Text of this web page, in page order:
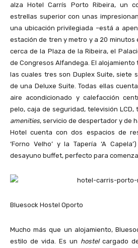
alza Hotel Carrís Porto Ribeira, un
estrellas superior con unas
una ubicación privilegiada –está a
estación de tren y metro y a 20 minutos
cerca de la Plaza de la Ribeira, el
de Congresos Alfandega. El
las cuales tres son Duplex Suite, siete
de una Deluxe Suite. Todas ellas
aire acondicionado y calefacción
pelo, caja de seguridad, televisión
amenities, servicio de despertador y de
Hotel cuenta con dos espacios de
‘Forno Velho’ y la Tapería ‘A
desayuno buffet, perfecto para
Bluesock Hostel Oporto
Mucho más que un alojamiento,
estilo de vida. Es un hostelcargado